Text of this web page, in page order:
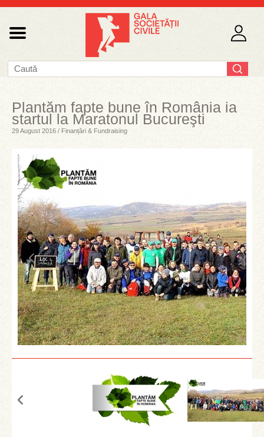
Plantăm fapte bune în România ia
startul la Maratonul Bucureşti
29 August 2016 / Finanțări & Fundraising